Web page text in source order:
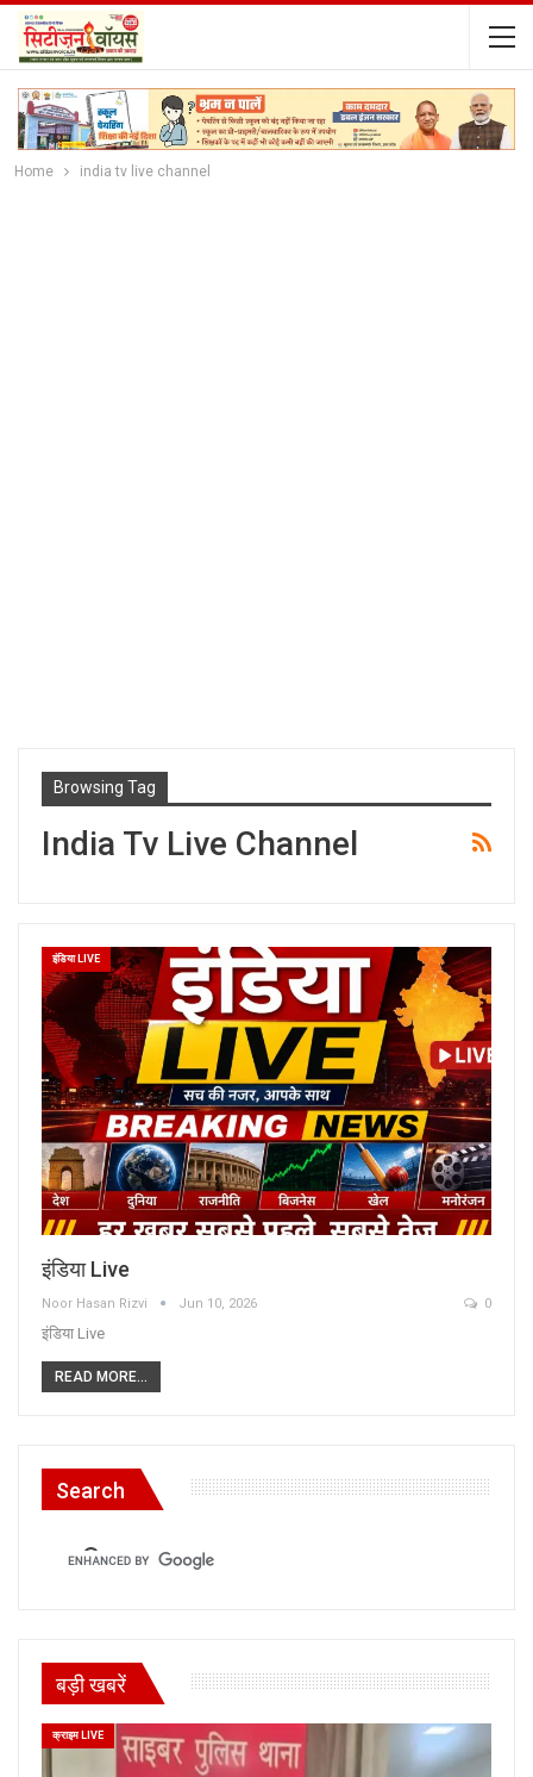
Home india tv live channel
Browsing Tag
India Tv Live Channel
इंडिया LIVE
इंडिया Live
Noor Hasan Rizvi Jun 10, 2026 0
इंडिया Live
READ MORE...
Search
बड़ी खबरें
क्राइम LIVE